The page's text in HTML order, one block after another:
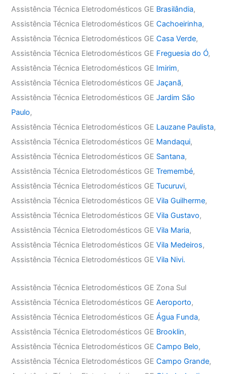
Assistência Técnica Eletrodomésticos GE Brasilândia,
Assistência Técnica Eletrodomésticos GECachoeirinha,
Assistência Técnica Eletrodomésticos GECasa Verde,
Assistência Técnica Eletrodomésticos GE Freguesia do Ó,
Assistência Técnica Eletrodomésticos GE Imirim,
Assistência Técnica Eletrodomésticos GEJaçanã,
Assistência Técnica Eletrodomésticos GEJardim São
Paulo,
Assistência Técnica Eletrodomésticos GE Lauzane Paulista,
Assistência Técnica Eletrodomésticos GE Mandaqui,
Assistência Técnica Eletrodomésticos GE Santana,
Assistência Técnica Eletrodomésticos GETremembé,
Assistência Técnica Eletrodomésticos GETucuruvi,
Assistência Técnica Eletrodomésticos GEVila Guilherme,
Assistência Técnica Eletrodomésticos GEVila Gustavo,
Assistência Técnica Eletrodomésticos GEVila Maria,
Assistência Técnica Eletrodomésticos GEVila Medeiros,
Assistência Técnica Eletrodomésticos GEVila Nivi.
Assistência Técnica Eletrodomésticos GE Zona Sul
Assistência Técnica Eletrodomésticos GEAeroporto,
Assistência Técnica Eletrodomésticos GEÁgua Funda,
Assistência Técnica Eletrodomésticos GE Brooklin,
Assistência Técnica Eletrodomésticos GECampo Belo,
Assistência Técnica Eletrodomésticos GECampo Grande,